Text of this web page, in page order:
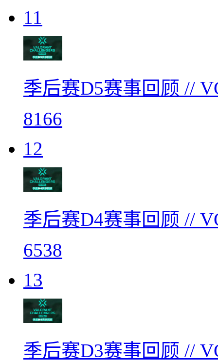
11
季后赛D5赛事回顾 //
8166
12
季后赛D4赛事回顾 //
6538
13
季后赛D3赛事回顾 //